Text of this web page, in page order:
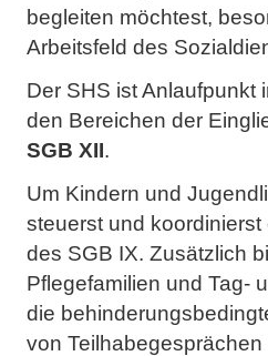
begleiten möchtest,
Arbeitsfeld des
Der SHS ist Anlaufpunkt
den Bereichen der
SGB XII.
Um Kindern und
steuerst und
des SGB IX. Zusätzlich
Pflegefamilien und Tag-
die
von